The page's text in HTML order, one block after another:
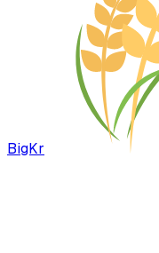
BigKr